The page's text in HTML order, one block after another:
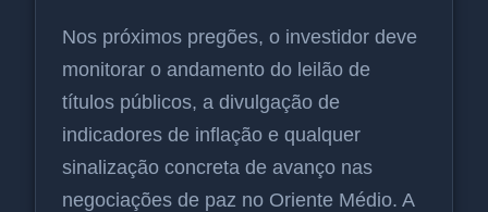
Nos próximos pregões, o investidor deve
monitorar o andamento do leilão de
títulos públicos, a divulgação de
indicadores de inflação e qualquer
sinalização concreta de avanço nas
negociações de paz no Oriente Médio. A